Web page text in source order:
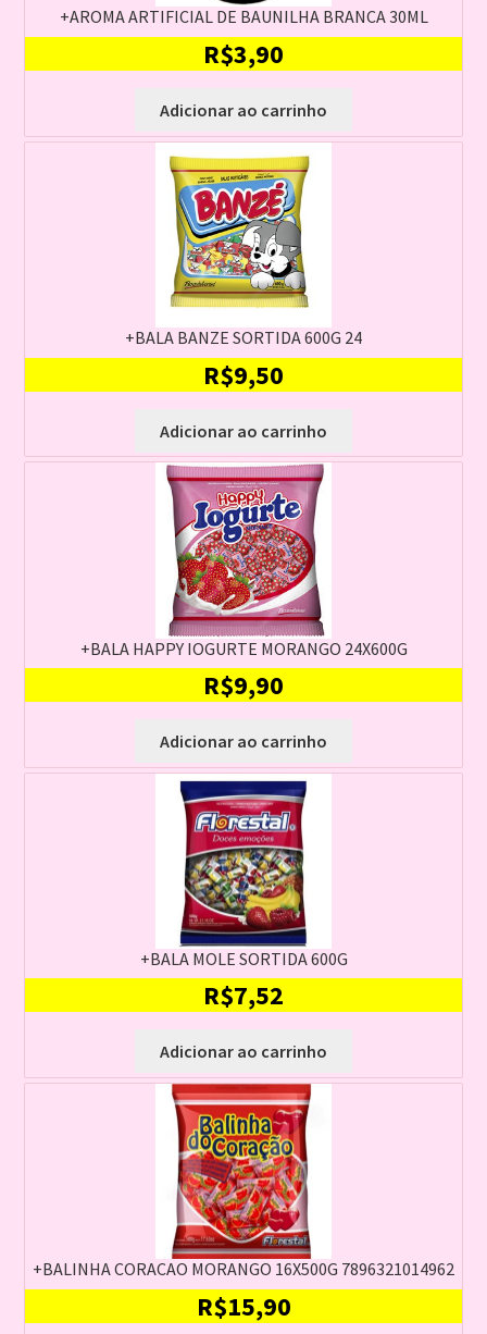
+AROMA ARTIFICIAL DE BAUNILHA BRANCA 30ML
R$3,90
Adicionar ao carrinho
+BALA BANZE SORTIDA 600G 24
R$9,50
Adicionar ao carrinho
+BALA HAPPY IOGURTE MORANGO 24X600G
R$9,90
Adicionar ao carrinho
+BALA MOLE SORTIDA 600G
R$7,52
Adicionar ao carrinho
+BALINHA CORACAO MORANGO 16X500G 7896321014962
R$15,90